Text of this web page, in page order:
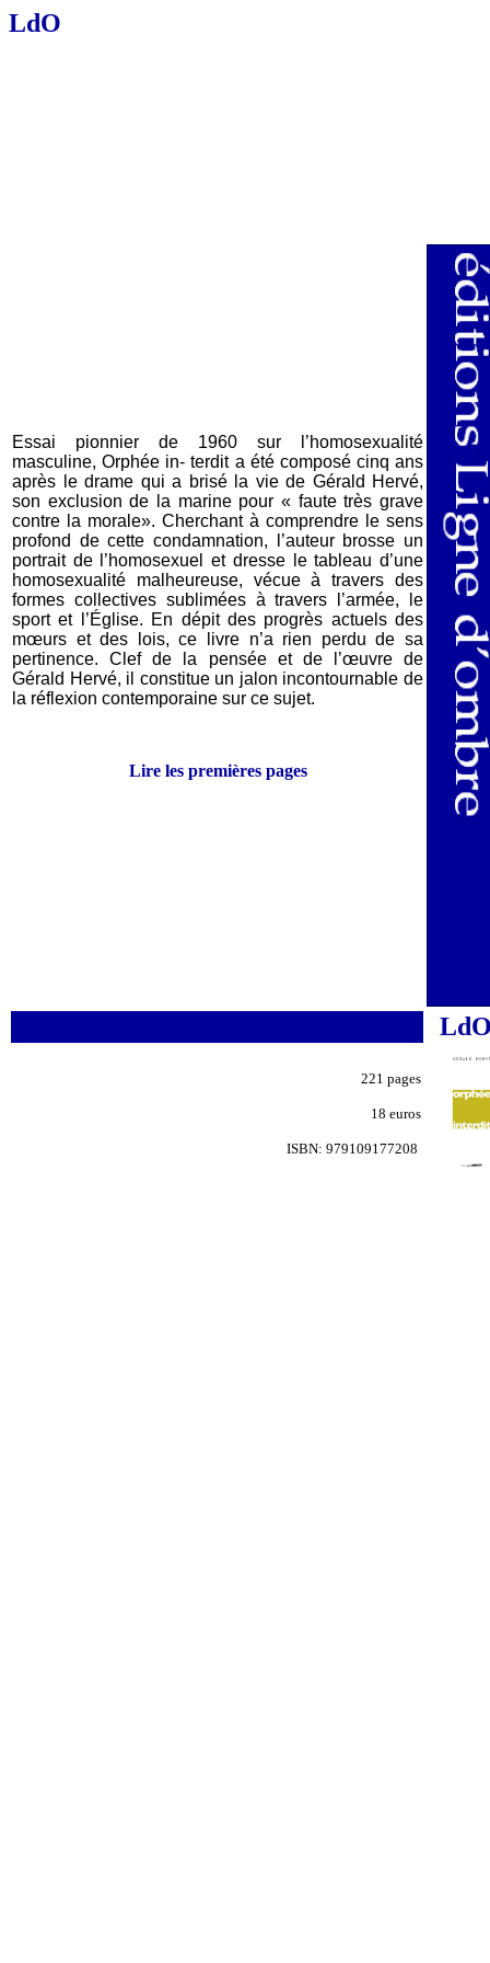
LdO
Essai pionnier de 1960 sur l’homosexualité
masculine, Orphée in- terdit a été composé cinq ans
après le drame qui a brisé la vie de Gérald Hervé,
son exclusion de la marine pour « faute très grave
contre la morale». Cherchant à comprendre le sens
profond de cette condamnation, l’auteur brosse un
portrait de l’homosexuel et dresse le tableau d’une
homosexualité malheureuse, vécue à travers des
formes collectives sublimées à travers l’armée, le
sport et l’Église. En dépit des progrès actuels des
mœurs et des lois, ce livre n’a rien perdu de sa
pertinence. Clef de la pensée et de l’œuvre de
Gérald Hervé, il constitue un jalon incontournable de
la réflexion contemporaine sur ce sujet.
Lire les premières pages
221 pages
18 euros
ISBN: 979109177208